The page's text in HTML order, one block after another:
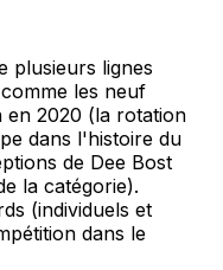
plusieurs lignes
les neuf
en 2020 (la rotation
dans l'histoire du
de Dee Bost
la catégorie).
(individuels et
dans le